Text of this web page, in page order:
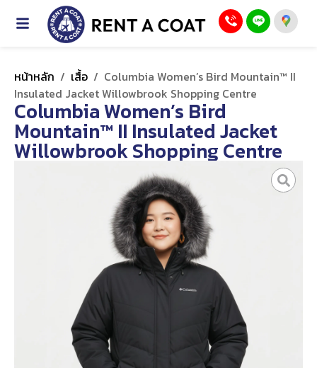
หน้าหลัก / เสื้อ / Columbia Women’s Bird Mountain™ II
Insulated Jacket Willowbrook Shopping Centre
Columbia Women’s Bird
Mountain™ II Insulated Jacket
Willowbrook Shopping Centre